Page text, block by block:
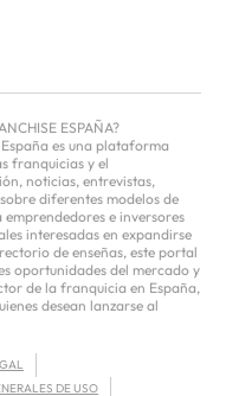
ESPAÑA?
es una plataforma
franquicias y el
noticias, entrevistas,
diferentes modelos de
e inversores
interesadas en expandirse
de enseñas, este portal
oportunidades del mercado y
de la franquicia en España,
desean lanzarse al
DE USO